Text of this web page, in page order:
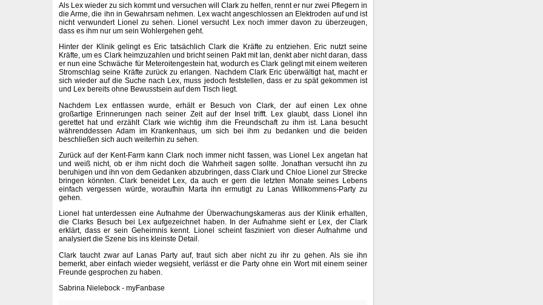
Als Lex wieder zu sich kommt und versuchen will Clark zu helfen, rennt er nur zwei Pflegern in
die Arme, die ihn in Gewahrsam nehmen. Lex wacht angeschlossen an Elektroden auf und ist
nicht verwundert Lionel zu sehen. Lionel versucht Lex noch immer davon zu überzeugen,
dass es ihm nur um sein Wohlergehen geht.
Hinter der Klinik gelingt es Eric tatsächlich Clark die Kräfte zu entziehen. Eric nutzt seine
Kräfte, um es Clark heimzuzahlen und bricht seinen Pakt mit Ian, denkt aber nicht daran, dass
er nun eine Schwäche für Meteroitengestein hat, wodurch es Clark gelingt mit einem weiteren
Stromschlag seine Kräfte zurück zu erlangen. Nachdem Clark Eric überwältigt hat, macht er
sich wieder auf die Suche nach Lex, muss jedoch feststellen, dass er zu spät gekommen ist
und Lex bereits ohne Bewusstsein auf dem Tisch liegt.
Nachdem Lex entlassen wurde, erhält er Besuch von Clark, der auf einen Lex ohne
großartige Erinnerungen nach seiner Zeit auf der Insel trifft. Lex glaubt, dass Lionel ihn
gerettet hat und erzählt Clark wie wichtig ihm die Freundschaft zu ihm ist. Lana besucht
währenddessen Adam im Krankenhaus, um sich bei ihm zu bedanken und die beiden
beschließen sich auch weiterhin zu sehen.
Zurück auf der Kent-Farm kann Clark noch immer nicht fassen, was Lionel Lex angetan hat
und weiß nicht, ob er ihm nicht doch die Wahrheit sagen sollte. Jonathan versucht ihn zu
beruhigen und ihn von dem Gedanken abzubringen, dass Clark und Chloe Lionel zur Strecke
bringen könnten. Clark beneidet Lex, da auch er gern die letzten Monate seines Lebens
einfach vergessen würde, woraufhin Marta ihn ermutigt zu Lanas Willkommens-Party zu
gehen.
Lionel hat unterdessen eine Aufnahme der Überwachungskameras aus der Klinik erhalten,
die Clarks Besuch bei Lex aufgezeichnet haben. In der Aufnahme sieht er Lex, der Clark
erklärt, dass er sein Geheimnis kennt. Lionel scheint fasziniert von dieser Aufnahme und
analysiert die Szene bis ins kleinste Detail.
Clark taucht zwar auf Lanas Party auf, traut sich aber nicht zu ihr zu gehen. Als sie ihn
bemerkt, aber einfach wieder wegsieht, verlässt er die Party ohne ein Wort mit einem seiner
Freunde gesprochen zu haben.
Sabrina Nielebock - myFanbase